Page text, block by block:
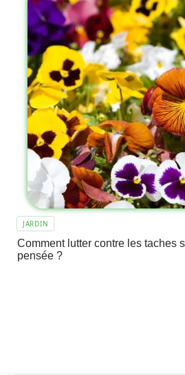
JARDIN
Comment lutter contre les taches
pensée ?